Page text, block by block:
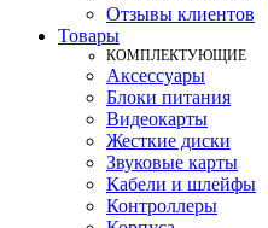
Отзывы клиентов
Товары
КOМПЛЕКТУЮЩИЕ
Аксессуары
Блоки питания
Видеокарты
Жесткие диски
Звуковые карты
Кабели и шлейфы
Контроллеры